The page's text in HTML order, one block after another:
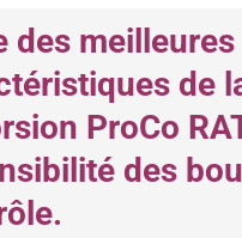
des meilleures
de
ProCo
des